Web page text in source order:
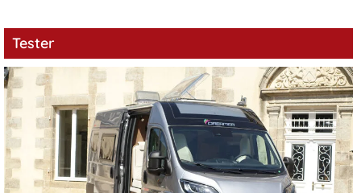
Tester